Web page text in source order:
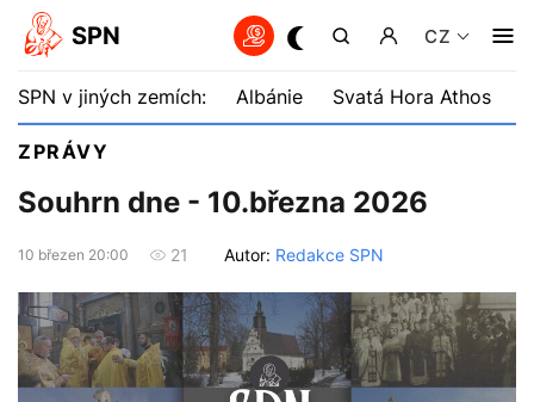
SPN CZ
SPN v jiných zemích: Albánie Svatá Hora Athos
ZPRÁVY
Souhrn dne - 10.března 2026
10 březen 20:00 21 Autor: Redakce SPN